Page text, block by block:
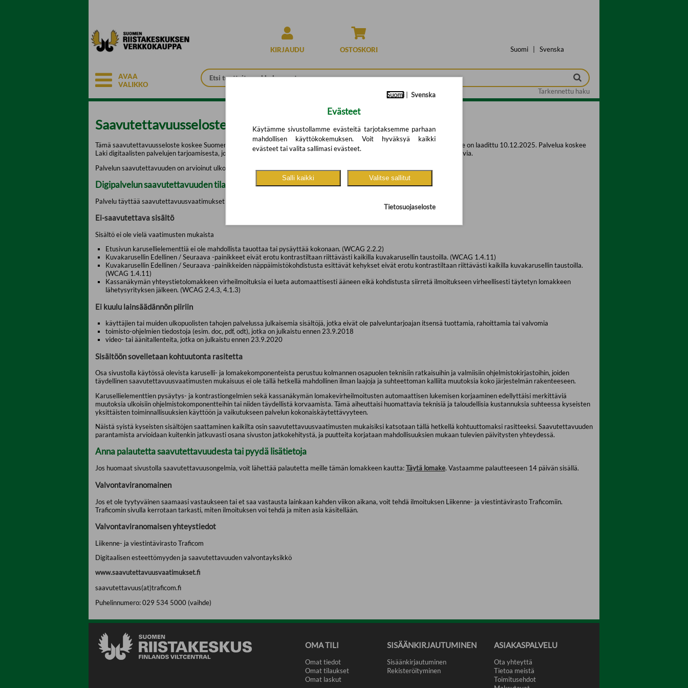
KIRJAUDU OSTOSKORI Suomi Svenska
AVAA
VALIKKO
Tarkennettu haku
Saavutettavuusseloste
Tämä saavutettavuusseloste koskee Suomen riistakeskuksen verkkokauppa -verkkokauppaa (https://kauppa.riista.fi/). Seloste on laadittu 10.12.2025. Palvelua koskee
Laki digitaalisten palvelujen tarjoamisesta, jossa edellytetään, että lain piiriin kuuluvien verkkopalvelujen on oltava saavutettavia.
Palvelun saavutettavuuden on arvioinut ulkopuolinen asiantuntijaorganisaatio.
Digipalvelun saavutettavuuden tila
Palvelu täyttää saavutettavuusvaatimukset osittain.
Ei-saavutettava sisältö
Sisältö ei ole vielä vaatimusten mukaista
Etusivun karusellielementtiä ei ole mahdollista tauottaa tai pysäyttää kokonaan. (WCAG 2.2.2)
Kuvakarusellin Edellinen / Seuraava -painikkeet eivät erotu kontrastiltaan riittävästi kaikilla kuvakarusellin taustoilla. (WCAG 1.4.11)
Kuvakarusellin Edellinen / Seuraava -painikkeiden näppäimistökohdistusta esittävät kehykset eivät erotu kontrastiltaan riittävästi kaikilla kuvakarusellin taustoilla.
(WCAG 1.4.11)
Kassanäkymän yhteystietolomakkeen virheilmoituksia ei lueta automaattisesti ääneen eikä kohdistusta siirretä ilmoitukseen virheellisesti täytetyn lomakkeen
lähetysyrityksen jälkeen. (WCAG 2.4.3, 4.1.3)
Ei kuulu lainsäädännön piiriin
käyttäjien tai muiden ulkopuolisten tahojen palvelussa julkaisemia sisältöjä, jotka eivät ole palveluntarjoajan itsensä tuottamia, rahoittamia tai valvomia
toimisto-ohjelmien tiedostoja (esim. doc, pdf, odt), jotka on julkaistu ennen 23.9.2018
video- tai äänitallenteita, jotka on julkaistu ennen 23.9.2020
Sisältöön sovelletaan kohtuutonta rasitetta
Osa sivustolla käytössä olevista karuselli- ja lomakekomponenteista perustuu kolmannen osapuolen teknisiin ratkaisuihin ja valmiisiin ohjelmistokirjastoihin, joiden
täydellinen saavutettavuusvaatimusten mukaisuus ei ole tällä hetkellä mahdollinen ilman laajoja ja suhteettoman kalliita muutoksia koko järjestelmän rakenteeseen.
Karusellielementtien pysäytys- ja kontrastiongelmien sekä kassanäkymän lomakevirheilmoitusten automaattisen lukemisen korjaaminen edellyttäisi merkittäviä
muutoksia ulkoisiin ohjelmistokomponentteihin tai niiden täydellistä korvaamista. Tämä aiheuttaisi huomattavia teknisiä ja taloudellisia kustannuksia suhteessa kyseisten
yksittäisten toiminnallisuuksien käyttöön ja vaikutukseen palvelun kokonaiskäytettävyyteen.
Näistä syistä kyseisten sisältöjen saattaminen kaikilta osin saavutettavuusvaatimusten mukaisiksi katsotaan tällä hetkellä kohtuuttomaksi rasitteeksi. Saavutettavuuden
parantamista arvioidaan kuitenkin jatkuvasti osana sivuston jatkokehitystä, ja puutteita korjataan mahdollisuuksien mukaan tulevien päivitysten yhteydessä.
Anna palautetta saavutettavuudesta tai pyydä lisätietoja
Jos huomaat sivustolla saavutettavuusongelmia, voit lähettää palautetta meille tämän lomakkeen kautta:Täytä lomake. Vastaamme palautteeseen 14 päivän sisällä.
Valvontaviranomainen
Jos et ole tyytyväinen saamaasi vastaukseen tai et saa vastausta lainkaan kahden viikon aikana, voit tehdä ilmoituksen Liikenne- ja viestintävirasto Traficomiin.
Traficomin sivulla kerrotaan tarkasti, miten ilmoituksen voi tehdä ja miten asia käsitellään.
Valvontaviranomaisen yhteystiedot
Liikenne- ja viestintävirasto Traficom
Digitaalisen esteettömyyden ja saavutettavuuden valvontayksikkö
www.saavutettavuusvaatimukset.fi
saavutettavuus(at)traficom.fi
Puhelinnumero: 029 534 5000 (vaihde)
OMA TILI
Omat tiedot
Omat tilaukset
Omat laskut
SISÄÄNKIRJAUTUMINEN
Sisäänkirjautuminen
Rekisteröityminen
ASIAKASPALVELU
Ota yhteyttä
Tietoa meistä
Toimitusehdot
Suomi| Svenska
Evästeet
Käytämme sivustollamme evästeitä tarjotaksemme parhaan
mahdollisen käyttökokemuksen. Voit hyväksyä kaikki
evästeet tai valita sallimasi evästeet.
Salli kaikki Valitse sallitut
Tietosuojaseloste